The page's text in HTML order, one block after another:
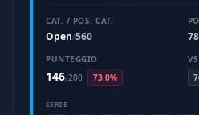
CAT. / POS. CAT.
Open/560
PUNTEGGIO
146/200 73.0%
SERIE